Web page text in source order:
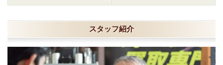
スタッフ紹介